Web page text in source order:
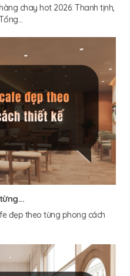
chay hot 2026: Thanh tịnh,
đẹp theo từng phong cách